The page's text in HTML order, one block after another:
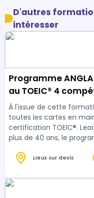
D'autres
intéresser
Programme
au TOEIC® 4
Parler, Lire et Ecrire)
À l'issue de cette
toutes les cartes en
certification TOEIC®.
plus de 40 ans, le
compétences en
sont utilisés par plus de
organismes
Lieux sur devis